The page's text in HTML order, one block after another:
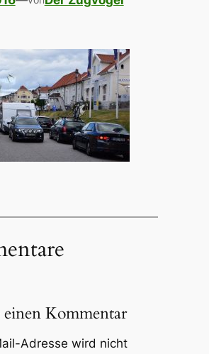
einen Kommentar
Adresse wird nicht